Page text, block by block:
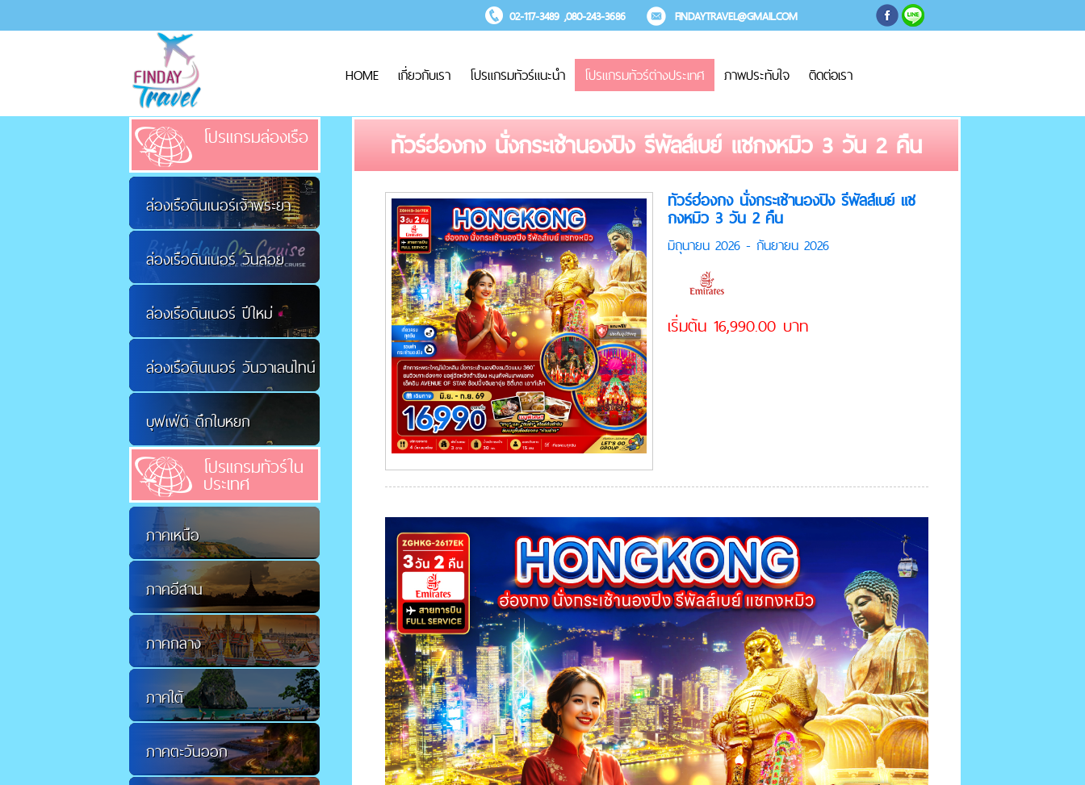
02-117-3489 ,080-243-3686 FINDAYTRAVEL@GMAIL.COM
HOME เกี่ยวกับเรา โปรแกรมทัวร์แนะนำ โปรแกรมทัวร์ต่างประเทศ ภาพประทับใจ ติดต่อเรา
โปรแกรมล่องเรือ
ล่องเรือดินเนอร์เจ้าพระยา
ล่องเรือดินเนอร์ วันลอย
กระทง
ล่องเรือดินเนอร์ ปีใหม่
ล่องเรือดินเนอร์ วันวาเลนไทน์
บุฟเฟ่ต์ ตึกใบหยก
โปรแกรมทัวร์ใน
ประเทศ
ภาคเหนือ
ภาคอีสาน
ภาคกลาง
ภาคใต้
ภาคตะวันออก
ทัวร์ฮ่องกง นั่งกระเช้านองปิง รีพัลส์เบย์ แชกงหมิว 3 วัน 2 คืน
ทัวร์ฮ่องกง นั่งกระเช้านองปิง รีพัลส์เบย์ แช
กงหมิว 3 วัน 2 คืน
มิถุนายน 2026 - กันยายน 2026
เริ่มต้น 16,990.00 บาท